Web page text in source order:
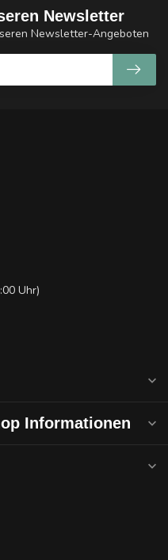
Newsletter
Newsletter-Angeboten
Uhr)
Informationen